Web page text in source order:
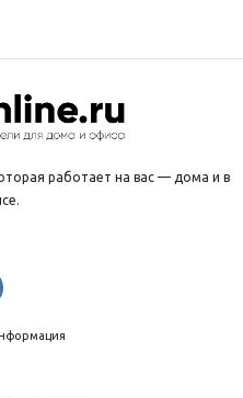
работает на вас — дома и в